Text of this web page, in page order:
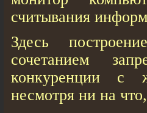
считывания
Здесь
сочетанием
конкуренции с
несмотря ни на